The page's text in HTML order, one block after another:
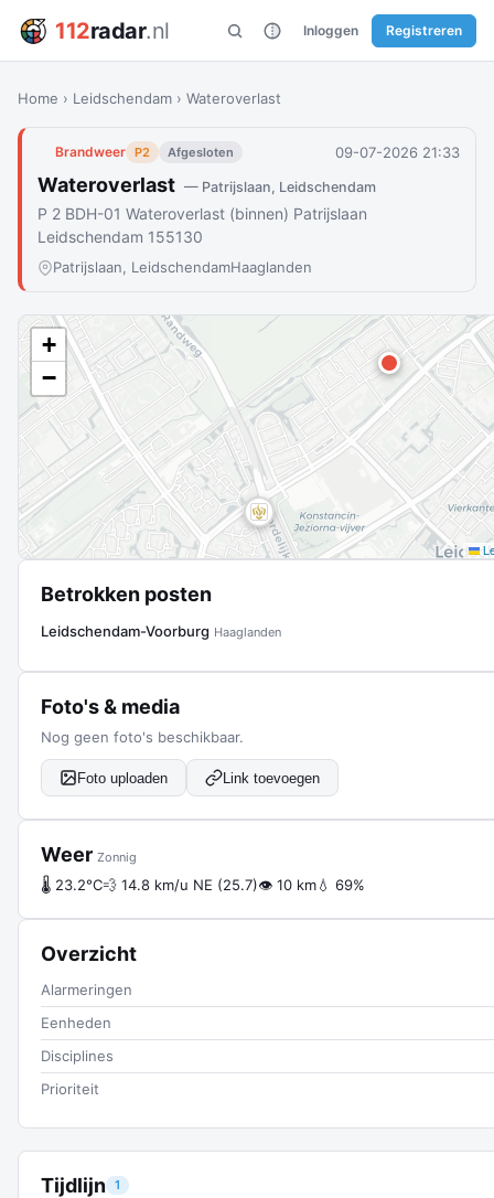
112radar.nl Inloggen Registreren
Home › Leidschendam › Wateroverlast
Brandweer P2 Afgesloten 09-07-2026 21:33
Wateroverlast — Patrijslaan, Leidschendam
P 2 BDH-01 Wateroverlast (binnen) Patrijslaan
Leidschendam 155130
Patrijslaan, LeidschendamHaaglanden
Tijdlijn 1
+
−
Betrokken posten
Leidschendam-Voorburg Haaglanden
Foto's & media
Nog geen foto's beschikbaar.
Foto uploaden Link toevoegen
Weer Zonnig
🌡 23.2°C💨 14.8 km/u NE (25.7)👁 10 km💧 69%
Overzicht
Alarmeringen
Eenheden
Disciplines
Prioriteit